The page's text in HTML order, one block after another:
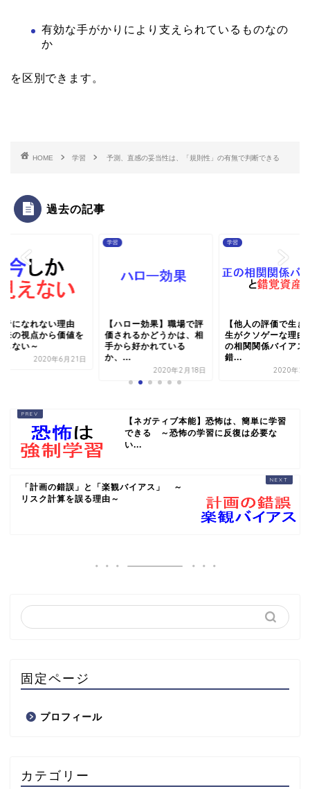
有効な手がかりにより支えられているものなの
か
を区別できます。
HOME 学習 予測、直感の妥当性は、「規則性」の有無で判断できる
過去の記事
者になれない理由
来の視点から価値を
しない～
2020年6月21日
学習
【ハロー効果】職場で評
価されるかどうかは、相
手から好かれている
か、...
2020年2月18日
学習
【他人の評価で生き
生がクソゲーな理由
の相関関係バイアス
錯...
2020年2
【ネガティブ本能】恐怖は、簡単に学習
できる ～恐怖の学習に反復は必要な
い...
「計画の錯誤」と「楽観バイアス」 ～
リスク計算を誤る理由～
固定ページ
プロフィール
カテゴリー